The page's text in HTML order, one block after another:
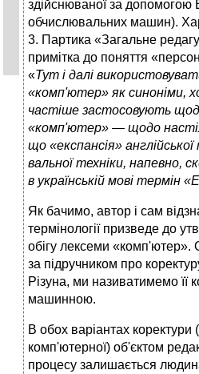
здійснюваної за
обчислюваль­них машин).
3. Партика «Загаль­не
примітка до поняття
«Тут і далі
«комп'ютер» як синоніми,
частіше застосовують
«комп'ютер» — щодо
що «експансія»
вальної техніки, напевно,
в україн­ській мові термін
Як бачимо, автор і сам
терміно­логії призведе до
обігу лексеми «комп'ютер».
за підручником про
Різуна, ми називатимемо
машинною.
В обох варіантах коректури
комп'ютерної) об'єктом
процесу залишається